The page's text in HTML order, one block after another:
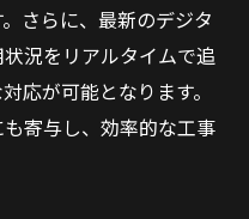
さらに、最新のデジタ
況をリアルタイムで追
応が可能となります。
寄与し、効率的な工事